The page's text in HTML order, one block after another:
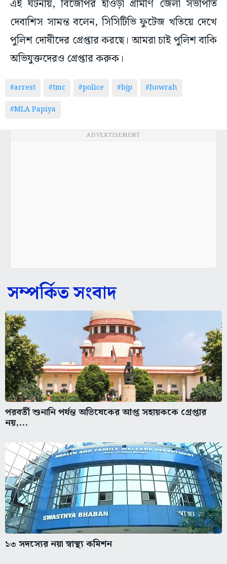
এই ঘটনায়, বিজেপির হাওড়া গ্রামীণ জেলা সভাপতি
দেবাশিস সামন্ত বলেন, সিসিটিভি ফুটেজ খতিয়ে দেখে
পুলিশ দোষীদের গ্রেপ্তার করছে। আমরা চাই পুলিশ বাকি
অভিযুক্তদেরও গ্রেপ্তার করুক।
#arrest #tmc #police #bjp
#howrah
#MLA Papiya
ADVERTISEMENT
সম্পর্কিত সংবাদ
পরবর্তী শুনানি পর্যন্ত অভিষেকের আপ্ত সহায়ককে গ্রেপ্তার
নয়,...
১৩ সদস্যের নয়া স্বাস্থ্য কমিশন